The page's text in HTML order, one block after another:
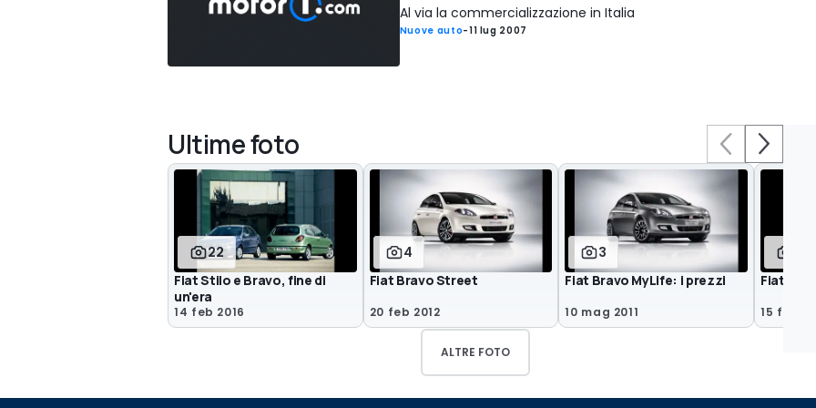
Al via la commercializzazione in Italia
Nuove auto-11 lug 2007
Ultime foto
22
Fiat Stilo e Bravo, fine di
un'era
14 feb 2016
4
Fiat Bravo Street
20 feb 2012
3
Fiat Bravo MyLife: i prezzi
10 mag 2011
Fiat
15 feb
ALTRE FOTO